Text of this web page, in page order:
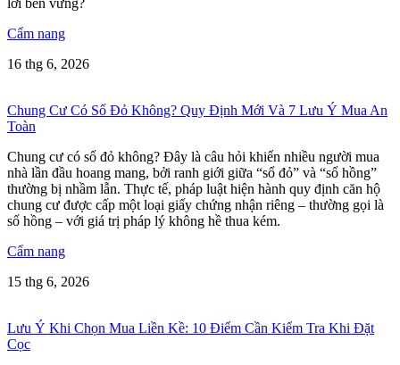
lời bền vững?
Cẩm nang
16 thg 6, 2026
Chung Cư Có Sổ Đỏ Không? Quy Định Mới Và 7 Lưu Ý Mua An
Toàn
Chung cư có sổ đỏ không? Đây là câu hỏi khiến nhiều người mua
nhà lần đầu hoang mang, bởi ranh giới giữa “sổ đỏ” và “sổ hồng”
thường bị nhầm lẫn. Thực tế, pháp luật hiện hành quy định căn hộ
chung cư được cấp một loại giấy chứng nhận riêng – thường gọi là
sổ hồng – với giá trị pháp lý không hề thua kém.
Cẩm nang
15 thg 6, 2026
Lưu Ý Khi Chọn Mua Liền Kề: 10 Điểm Cần Kiểm Tra Khi Đặt
Cọc